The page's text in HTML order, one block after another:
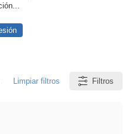
Limpiar filtros Filtros